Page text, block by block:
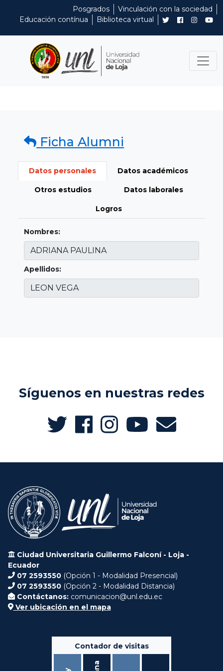
Posgrados
Vinculación con la sociedad
Educación contínua
Biblioteca virtual
Ficha Alumni
Datos personales Datos académicos
Otros estudios Datos laborales
Logros
Nombres:
Apellidos:
Síguenos en nuestras redes
Ciudad Universitaria Guillermo Falconí - Loja -
Ecuador
07 2593550 (Opción 1 - Modalidad Presencial)
07 2593550 (Opción 2 - Modalidad Distancia)
Contáctanos: comunicacion@unl.edu.ec
Ver ubicación en el mapa
Contador de visitas